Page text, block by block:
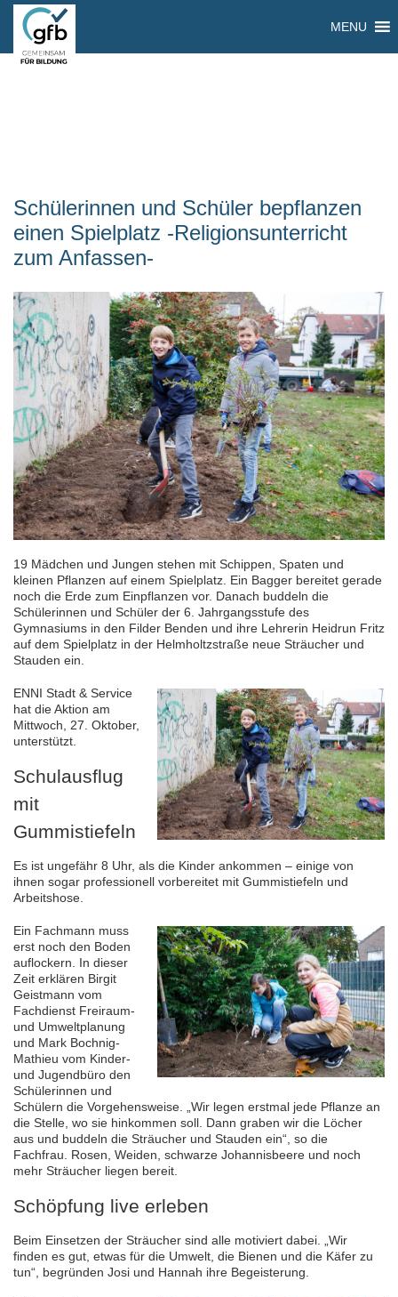
MENU
Schülerinnen und Schüler bepflanzen
einen Spielplatz -Religionsunterricht
zum Anfassen-
19 Mädchen und Jungen stehen mit Schippen, Spaten und
kleinen Pflanzen auf einem Spielplatz. Ein Bagger bereitet gerade
noch die Erde zum Einpflanzen vor. Danach buddeln die
Schülerinnen und Schüler der 6. Jahrgangsstufe des
Gymnasiums in den Filder Benden und ihre Lehrerin Heidrun Fritz
auf dem Spielplatz in der Helmholtzstraße neue Sträucher und
Stauden ein.
ENNI Stadt & Service
hat die Aktion am
Mittwoch, 27. Oktober,
unterstützt.
Schulausflug
mit
Gummistiefeln
Es ist ungefähr 8 Uhr, als die Kinder ankommen – einige von
ihnen sogar professionell vorbereitet mit Gummistiefeln und
Arbeitshose.
Ein Fachmann muss
erst noch den Boden
auflockern. In dieser
Zeit erklären Birgit
Geistmann vom
Fachdienst Freiraum-
und Umweltplanung
und Mark Bochnig-
Mathieu vom Kinder-
und Jugendbüro den
Schülerinnen und
Schülern die Vorgehensweise. „Wir legen erstmal jede Pflanze an
die Stelle, wo sie hinkommen soll. Dann graben wir die Löcher
aus und buddeln die Sträucher und Stauden ein“, so die
Fachfrau. Rosen, Weiden, schwarze Johannisbeere und noch
mehr Sträucher liegen bereit.
Schöpfung live erleben
Beim Einsetzen der Sträucher sind alle motiviert dabei. „Wir
finden es gut, etwas für die Umwelt, die Bienen und die Käfer zu
tun“, begründen Josi und Hannah ihre Begeisterung.